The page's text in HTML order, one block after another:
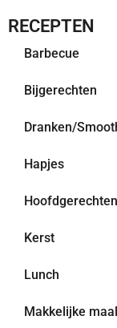
RECEPTEN
Barbecue
Bijgerechten
Dranken/
Hapjes
Hoofdgerechten
Kerst
Lunch
Makkelijke